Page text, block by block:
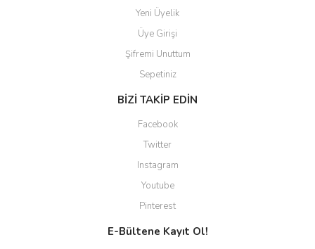
Yeni Üyelik
Üye Girişi
Şifremi Unuttum
Sepetiniz
BİZİ TAKİP EDİN
Facebook
Twitter
Instagram
Youtube
Pinterest
E-Bültene Kayıt Ol!